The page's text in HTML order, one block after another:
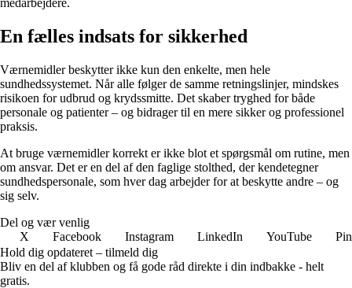
En fælles indsats for sikkerhed
Værnemidler beskytter ikke kun den enkelte, men hele
sundhedssystemet. Når alle følger de samme retningslinjer, mindskes
risikoen for udbrud og krydssmitte. Det skaber tryghed for både
personale og patienter – og bidrager til en mere sikker og professionel
praksis.
At bruge værnemidler korrekt er ikke blot et spørgsmål om rutine, men
om ansvar. Det er en del af den faglige stolthed, der kendetegner
sundhedspersonale, som hver dag arbejder for at beskytte andre – og
sig selv.
Del og vær venlig
X
Facebook Instagram LinkedIn YouTube
Hold dig opdateret – tilmeld dig
Bliv en del af klubben og få gode råd direkte i din indbakke - helt
gratis.